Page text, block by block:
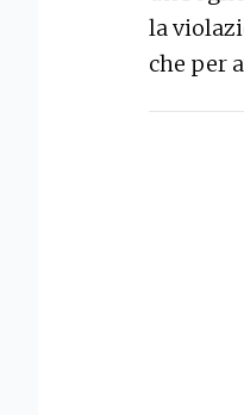
la
che per